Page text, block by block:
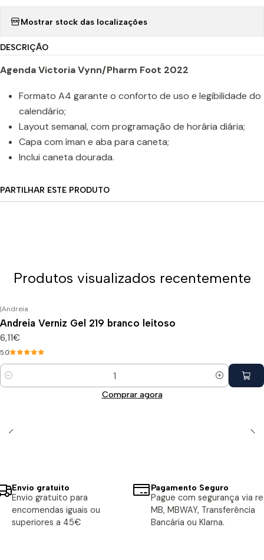
Mostrar stock das localizações
DESCRIÇÃO
Agenda Victoria Vynn/Pharm Foot 2022
Formato A4 garante o conforto de uso e legibilidade do
calendário;
Layout semanal, com programação de horária diária;
Capa com íman e aba para caneta;
Inclui caneta dourada.
PARTILHAR ESTE PRODUTO
Produtos visualizados recentemente
|Andreia
Andreia Verniz Gel 219 branco leitoso
6,11€
5.0
Quantidade
Comprar agora
Envio gratuito
Envio gratuito para
encomendas iguais ou
superiores a 45€
Pagamento Seguro
Pague com segurança via
MB, MBWAY, Transferência
Bancária ou Klarna.